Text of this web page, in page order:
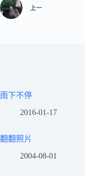
上一
雨下不停
2016-01-17
翻翻照片
2004-08-01